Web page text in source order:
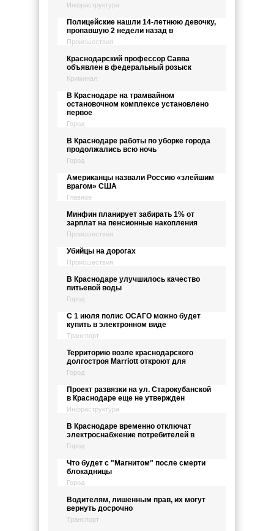
Инфраструктура
Полицейские нашли 14-летнюю девочку,
пропавшую 2 недели назад в
Происшествия
Краснодарский профессор Савва
объявлен в федеральный розыск
Криминал
В Краснодаре на трамвайном
остановочном комплексе установлено
первое
Город
В Краснодаре работы по уборке города
продолжались всю ночь
Город
Американцы назвали Россию «злейшим
врагом» США
Главное
Минфин планирует забирать 1% от
зарплат на пенсионные накопления
Происшествия
Убийцы на дорогах
Происшествия
В Краснодаре улучшилось качество
питьевой воды
Город
С 1 июля полис ОСАГО можно будет
купить в электронном виде
Транспорт
Территорию возле краснодарского
долгостроя Marriott откроют для
Город
Проект развязки на ул. Старокубанской
в Краснодаре еще не утвержден
Инфраструктура
В Краснодаре временно отключат
электроснабжение потребителей в
Город
Что будет с "Магнитом" после смерти
блокадницы
Город
Водителям, лишенным прав, их могут
вернуть досрочно
Транспорт